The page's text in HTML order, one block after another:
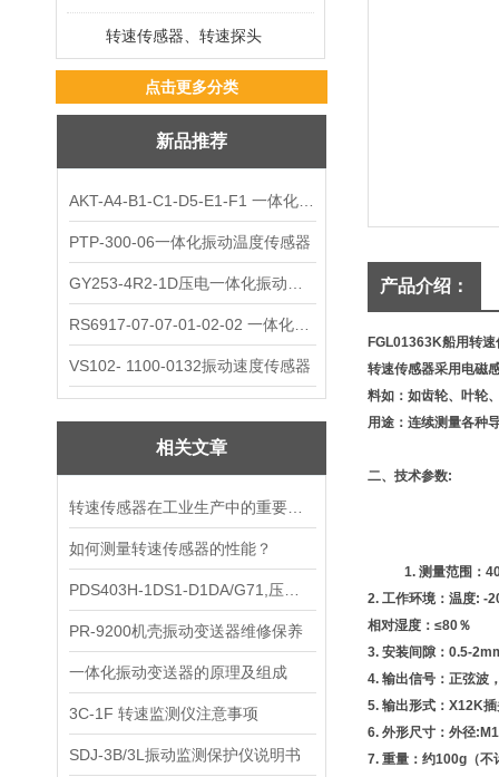
转速传感器、转速探头
点击更多分类
新品推荐
PTP-300-06一体化振动温度传感器
VS102- 1100-0132振动速度传感器
相关文章
如何测量转速传感器的性能？
PR-9200机壳振动变送器维修保养
一体化振动变送器的原理及组成
3C-1F 转速监测仪注意事项
SDJ-3B/3L振动监测保护仪说明书
产品介绍：
FGL01363K船用转
转速传感器采用电磁
料如：如齿轮、叶轮
用途：连续测量各种
二、技术参数:
1. 测量范围：40
2. 工作环境：温度:
相对湿度：≤80％
3. 安装间隙：0.5-
4. 输出信号：正弦波
5. 输出形式：X12K插
6. 外形尺寸：外径
7. 重量：约100g（不